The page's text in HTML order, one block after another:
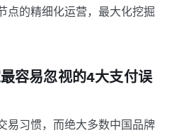
点的精细化运营，最大化挖掘
容易忽视的4大支付误
易习惯，而绝大多数中国品牌